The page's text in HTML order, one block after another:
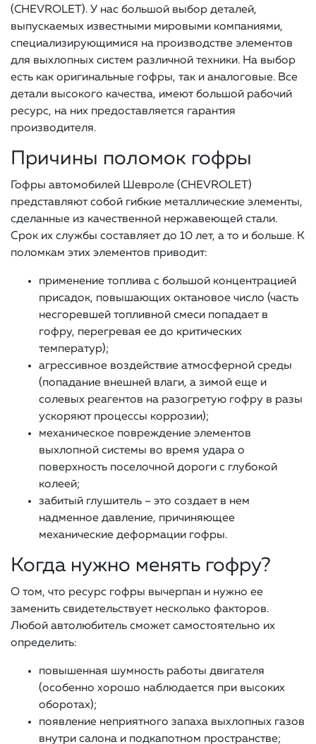
(CHEVROLET). У нас большой выбор деталей,
выпускаемых известными мировыми компаниями,
специализирующимися на производстве элементов
для выхлопных систем различной техники. На выбор
есть как оригинальные гофры, так и аналоговые. Все
детали высокого качества, имеют большой рабочий
ресурс, на них предоставляется гарантия
производителя.
Причины поломок гофры
Гофры автомобилей Шевроле (CHEVROLET)
представляют собой гибкие металлические элементы,
сделанные из качественной нержавеющей стали.
Срок их службы составляет до 10 лет, а то и больше. К
поломкам этих элементов приводит:
применение топлива с большой концентрацией
присадок, повышающих октановое число (часть
несгоревшей топливной смеси попадает в
гофру, перегревая ее до критических
температур);
агрессивное воздействие атмосферной среды
(попадание внешней влаги, а зимой еще и
солевых реагентов на разогретую гофру в разы
ускоряют процессы коррозии);
механическое повреждение элементов
выхлопной системы во время удара о
поверхность поселочной дороги с глубокой
колеей;
забитый глушитель – это создает в нем
надменное давление, причиняющее
механические деформации гофры.
Когда нужно менять гофру?
О том, что ресурс гофры вычерпан и нужно ее
заменить свидетельствует несколько факторов.
Любой автолюбитель сможет самостоятельно их
определить:
повышенная шумность работы двигателя
(особенно хорошо наблюдается при высоких
оборотах);
появление неприятного запаха выхлопных газов
внутри салона и подкапотном пространстве;